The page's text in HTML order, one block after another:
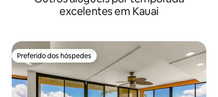
excelentes em Kauai
Preferido dos hóspedes
Preferido dos hóspedes